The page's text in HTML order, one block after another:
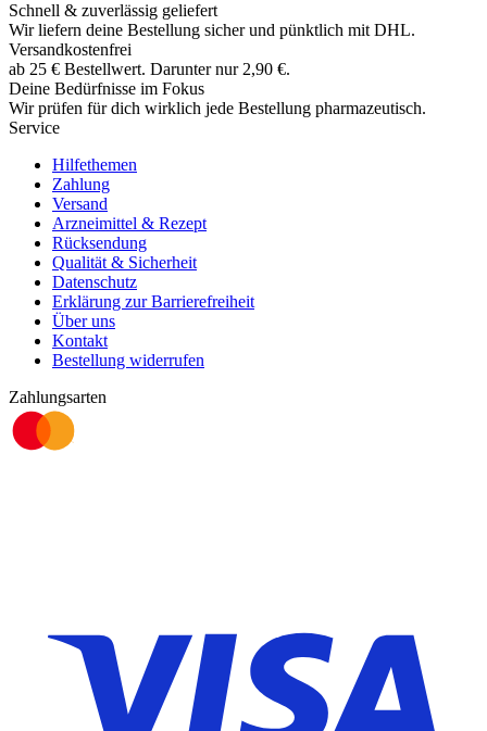
Schnell & zuverlässig geliefert
Wir liefern deine Bestellung sicher und pünktlich mit DHL.
Versandkostenfrei
ab 25 € Bestellwert. Darunter nur 2,90 €.
Deine Bedürfnisse im Fokus
Wir prüfen für dich wirklich jede Bestellung pharmazeutisch.
Service
Hilfethemen
Zahlung
Versand
Arzneimittel & Rezept
Rücksendung
Qualität & Sicherheit
Datenschutz
Erklärung zur Barrierefreiheit
Über uns
Kontakt
Bestellung widerrufen
Zahlungsarten